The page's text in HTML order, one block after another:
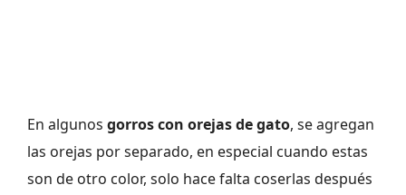
En algunos gorros con orejas de gato, se agregan
las orejas por separado, en especial cuando estas
son de otro color, solo hace falta coserlas después